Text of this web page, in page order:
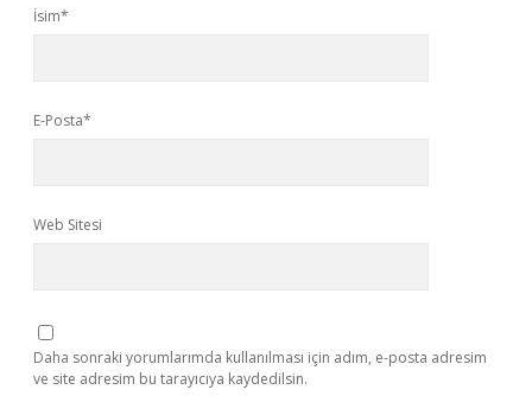
İsim*
E-Posta*
Web Sitesi
Daha sonraki yorumlarımda kullanılması için adım, e-posta adresim
ve site adresim bu tarayıcıya kaydedilsin.